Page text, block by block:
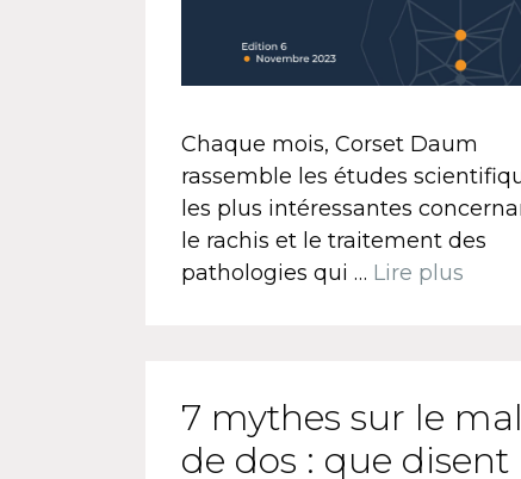
Chaque mois, Corset Daum
rassemble les études
les plus intéressantes
le rachis et le traitement des
pathologies qui … Lire plus
7 mythes sur le mal
de dos : que disent